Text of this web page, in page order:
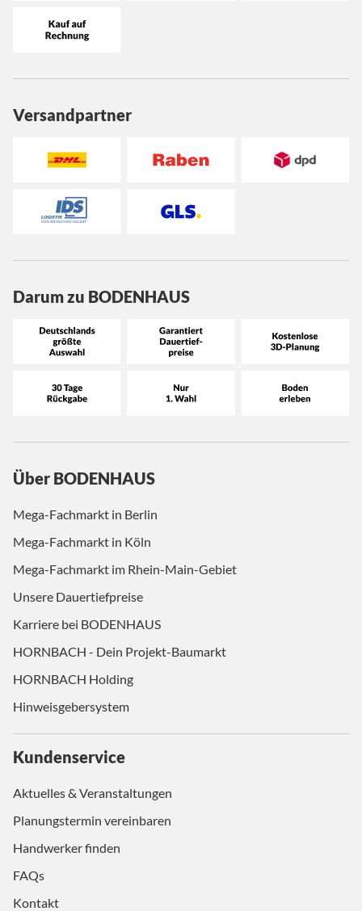
Versandpartner
Darum zu BODENHAUS
Über BODENHAUS
Mega-Fachmarkt in Berlin
Mega-Fachmarkt in Köln
Mega-Fachmarkt im Rhein-Main-Gebiet
Unsere Dauertiefpreise
Karriere bei BODENHAUS
HORNBACH - Dein Projekt-Baumarkt
HORNBACH Holding
Hinweisgebersystem
Kundenservice
Aktuelles & Veranstaltungen
Planungstermin vereinbaren
Handwerker finden
FAQs
Kontakt